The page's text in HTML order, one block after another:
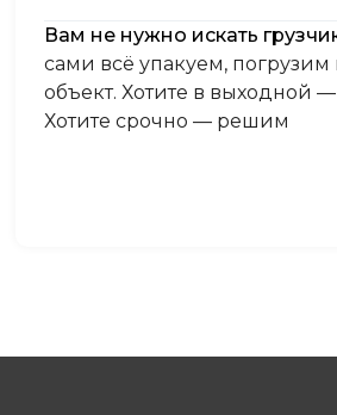
Вам не нужно искать
сами всё упакуем,
объект. Хотите в выходной
Хотите срочно — решим